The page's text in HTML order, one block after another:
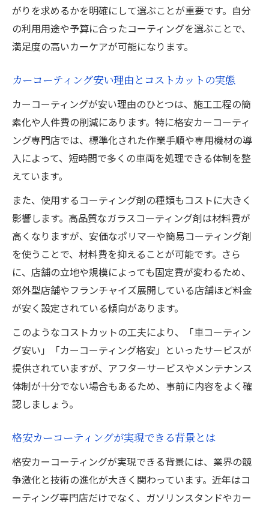
がりを求めるかを明確にして選ぶことが重要です。自分
の利用用途や予算に合ったコーティングを選ぶことで、
満足度の高いカーケアが可能になります。
カーコーティング安い理由とコストカットの実態
カーコーティングが安い理由のひとつは、施工工程の簡
素化や人件費の削減にあります。特に格安カーコーティ
ング専門店では、標準化された作業手順や専用機材の導
入によって、短時間で多くの車両を処理できる体制を整
えています。
また、使用するコーティング剤の種類もコストに大きく
影響します。高品質なガラスコーティング剤は材料費が
高くなりますが、安価なポリマーや簡易コーティング剤
を使うことで、材料費を抑えることが可能です。さら
に、店舗の立地や規模によっても固定費が変わるため、
郊外型店舗やフランチャイズ展開している店舗ほど料金
が安く設定されている傾向があります。
このようなコストカットの工夫により、「車コーティン
グ安い」「カーコーティング格安」といったサービスが
提供されていますが、アフターサービスやメンテナンス
体制が十分でない場合もあるため、事前に内容をよく確
認しましょう。
格安カーコーティングが実現できる背景とは
格安カーコーティングが実現できる背景には、業界の競
争激化と技術の進化が大きく関わっています。近年はコ
ーティング専門店だけでなく、ガソリンスタンドやカー